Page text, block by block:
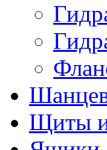
Щиты